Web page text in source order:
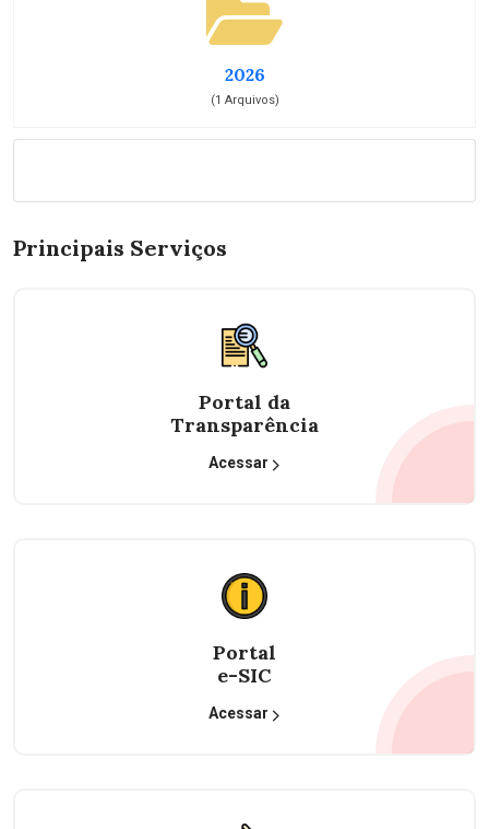
2026
(1 Arquivos)
Principais Serviços
Portal da
Transparência
Acessar
Portal
e-SIC
Acessar